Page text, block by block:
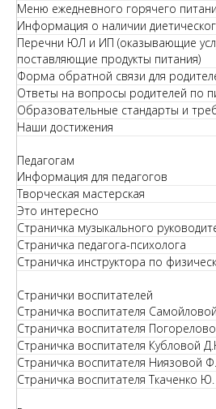
Меню ежедневного горячего
Информация о наличии
Перечни ЮЛ и ИП (оказывающие
поставляющие продукты питания)
Форма обратной связи для
Ответы на вопросы родителей по
Образовательные стандарты и
Наши достижения
Педагогам
Информация для педагогов
Творческая мастерская
Это интересно
Страничка музыкального
Страничка педагога-психолога
Страничка инструктора по
Странички воспитателей
Страничка воспитателя
Страничка воспитателя
Страничка воспитателя Кубловой
Страничка воспитателя Ниязовой
Страничка воспитателя Ткаченко